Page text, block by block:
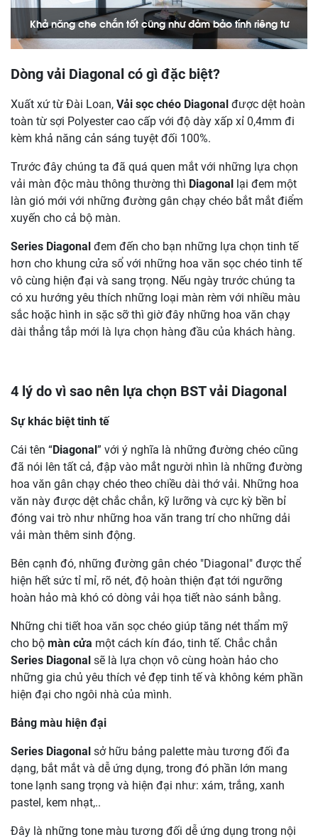
Dòng vải Diagonal có gì đặc biệt?
Xuất xứ từ Đài Loan, Vải sọc chéo Diagonal được dệt hoàn
toàn từ sợi Polyester cao cấp với độ dày xấp xỉ 0,4mm đi
kèm khả năng cản sáng tuyệt đối 100%.
Trước đây chúng ta đã quá quen mắt với những lựa chọn
vải màn độc màu thông thường thì Diagonal lại đem một
làn gió mới với những đường gân chạy chéo bắt mắt điểm
xuyến cho cả bộ màn.
Series Diagonal đem đến cho bạn những lựa chọn tinh tế
hơn cho khung cửa sổ với những hoa văn sọc chéo tinh tế
vô cùng hiện đại và sang trọng. Nếu ngày trước chúng ta
có xu hướng yêu thích những loại màn rèm với nhiều màu
sắc hoặc hình in sặc sỡ thì giờ đây những hoa văn chạy
dài thẳng tắp mới là lựa chọn hàng đầu của khách hàng.
Khả năng che chắn tốt cũng như đảm bảo tính riêng tư
4 lý do vì sao nên lựa chọn BST vải Diagonal
Sự khác biệt tinh tế
Cái tên “Diagonal” với ý nghĩa là những đường chéo cũng
đã nói lên tất cả, đập vào mắt người nhìn là những đường
hoa văn gân chạy chéo theo chiều dài thớ vải. Những hoa
văn này được dệt chắc chắn, kỹ lưỡng và cực kỳ bền bỉ
đóng vai trò như những hoa văn trang trí cho những dải
vải màn thêm sinh động.
Bên cạnh đó, những đường gân chéo "Diagonal" được thể
hiện hết sức tỉ mỉ, rõ nét, độ hoàn thiện đạt tới ngưỡng
hoàn hảo mà khó có dòng vải họa tiết nào sánh bằng.
Những chi tiết hoa văn sọc chéo giúp tăng nét thẩm mỹ
cho bộ màn cửa một cách kín đáo, tinh tế. Chắc chắn
Series Diagonal sẽ là lựa chọn vô cùng hoàn hảo cho
những gia chủ yêu thích vẻ đẹp tinh tế và không kém phần
hiện đại cho ngôi nhà của mình.
Bảng màu hiện đại
Series Diagonal sở hữu bảng palette màu tương đối đa
dạng, bắt mắt và dễ ứng dụng, trong đó phần lớn mang
tone lạnh sang trọng và hiện đại như: xám, trắng, xanh
pastel, kem nhạt,..
Đây là những tone màu tương đối dễ ứng dụng trong nội